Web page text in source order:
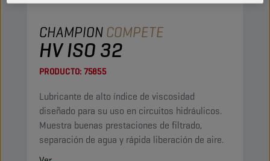
CHAMPIONCOMPETE
HV ISO 32
PRODUCTO: 75855
Lubricante de alto índice de viscosidad
diseñado para su uso en circuitos hidráulicos.
Muestra buenas prestaciones de filtrado,
separación de agua y rápida liberación de aire.